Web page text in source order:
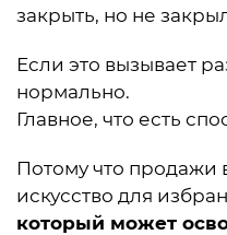
закрыть, но не
Если это вызывает
нормально.
Главное, что есть
Потому что продажи
искусство для
который может